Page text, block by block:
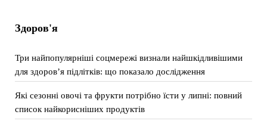
Здоров'я
Три найпопулярніші соцмережі визнали найшкідливішими
для здоров’я підлітків: що показало дослідження
Які сезонні овочі та фрукти потрібно їсти у липні: повний
список найкорисніших продуктів